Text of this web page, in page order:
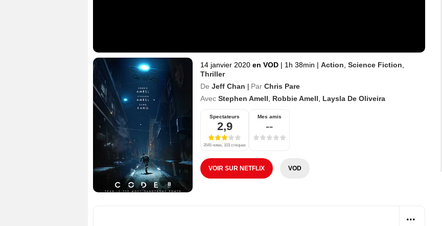
14 janvier 2020 en VOD | 1h 38min | Action Science Fiction
Thriller
De Jeff Chan | Par Chris Pare
Avec Stephen Amell Robbie Amell Laysla De Oliveira
Spectateurs
2,9
3545 notes, 103 critiques
Mes amis
--
VOIR SUR NETFLIX VOD